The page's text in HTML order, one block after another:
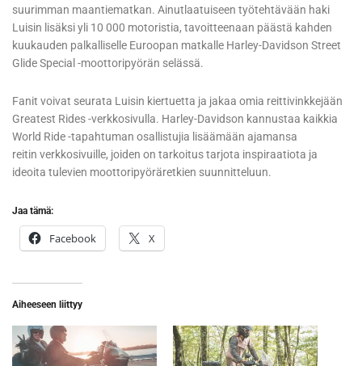
suurimman maantiematkan. Ainutlaatuiseen työtehtävään haki
Luisin lisäksi yli 10 000 motoristia, tavoitteenaan päästä kahden
kuukauden palkalliselle Euroopan matkalle Harley-Davidson Street
Glide Special -moottoripyörän selässä.
Fanit voivat seurata Luisin kiertuetta ja jakaa omia reittivinkkejään
Greatest Rides -verkkosivulla. Harley-Davidson kannustaa kaikkia
World Ride -tapahtuman osallistujia lisäämään ajamansa
reitin verkkosivuille, joiden on tarkoitus tarjota inspiraatiota ja
ideoita tulevien moottoripyöräretkien suunnitteluun.
Jaa tämä:
Facebook X
Aiheeseen liittyy